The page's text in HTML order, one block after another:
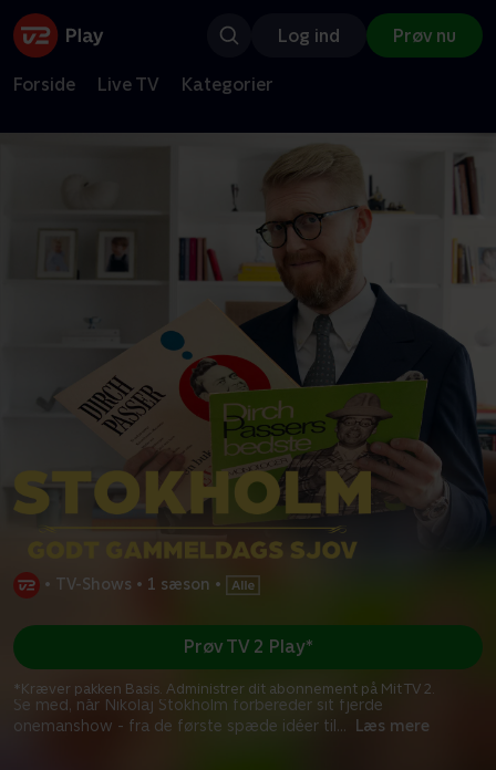
Log ind Prøv nu
Forside Live TV Kategorier
• TV-Shows • 1 sæson •
Se med, når Nikolaj Stokholm forbereder sit fjerde
onemanshow - fra de første spæde idéer til ... Læs mere
Prøv TV 2 Play*
*Kræver pakken Basis. Administrer dit abonnement på Mit TV 2.